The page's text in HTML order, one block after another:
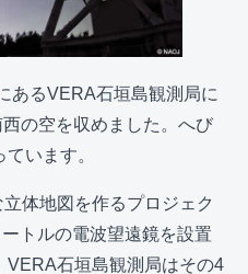
あるVERA石垣島観測局に
の空を収めました。へび
います。
体地図を作るプロジェク
トルの電波望遠鏡を設置
VERA石垣島観測局はその4